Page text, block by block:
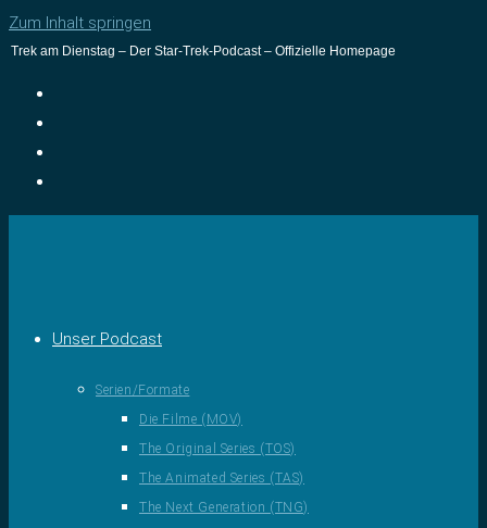
Zum Inhalt springen
Trek am Dienstag – Der Star-Trek-Podcast – Offizielle Homepage
Unser Podcast
Serien/Formate
Die Filme (MOV)
The Original Series (TOS)
The Animated Series (TAS)
The Next Generation (TNG)